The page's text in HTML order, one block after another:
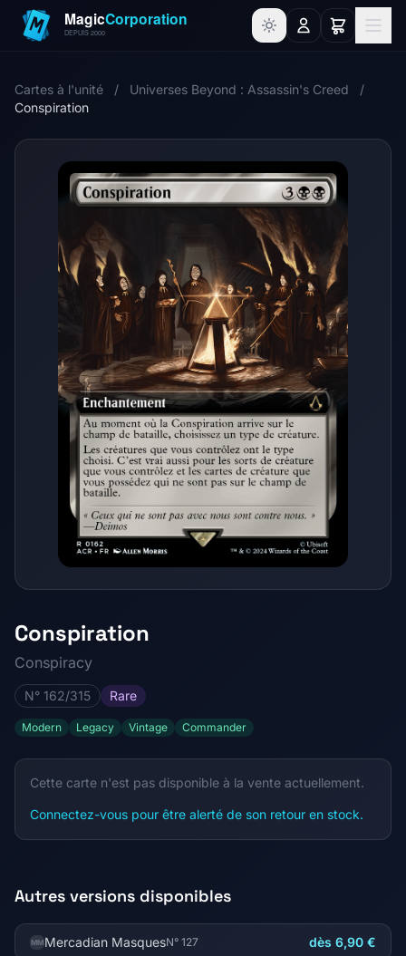
Cartes à l'unité / Universes Beyond : Assassin's Creed
/
Conspiration
Conspiration
Conspiracy
N° 162/315 Rare
Modern Legacy Vintage Commander
Cette carte n'est pas disponible à la vente actuellement.
Connectez-vous pour être alerté de son retour en stock.
Autres versions disponibles
MM Mercadian MasquesN° 127 dès 6,90 €